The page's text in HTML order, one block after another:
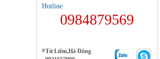
Hotline
0984879569
Từ Liêm,Hà Đông